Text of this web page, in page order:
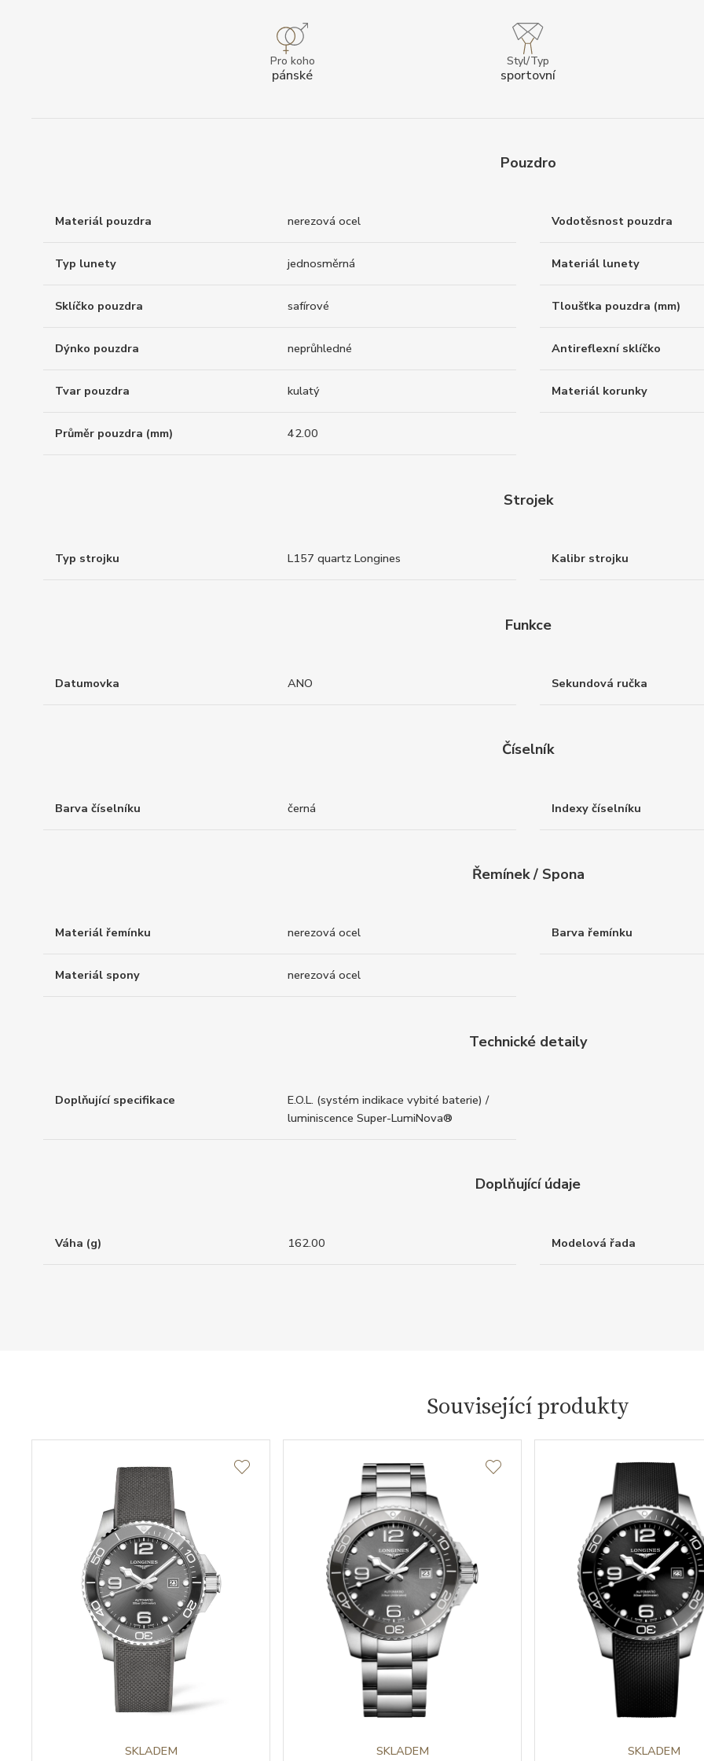
Pro koho
pánské
Styl/Typ
sportovní
Pouzdro
Materiál pouzdra nerezová ocel Vodotěsnost pouzdra
Typ lunety jednosměrná Materiál lunety
Sklíčko pouzdra safírové Tloušťka pouzdra (mm)
Dýnko pouzdra neprůhledné Antireflexní sklíčko
Tvar pouzdra kulatý Materiál korunky
Průměr pouzdra (mm) 42.00
Strojek
Typ strojku L157 quartz Longines Kalibr strojku
Funkce
Datumovka ANO Sekundová ručka
Číselník
Barva číselníku černá Indexy číselníku
Řemínek / Spona
Materiál řemínku nerezová ocel Barva řemínku
Materiál spony nerezová ocel
Technické detaily
Doplňující specifikace
E.O.L. (systém indikace vybité baterie) /
luminiscence Super-LumiNova®
Doplňující údaje
Váha (g) 162.00 Modelová řada
Související produkty
SKLADEM SKLADEM SKLADEM